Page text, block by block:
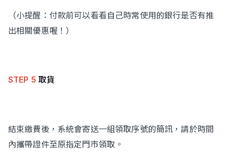
（小提醒：付款前可以看看自己時常使用的銀行是否有推
出相關優惠喔！）
STEP 5 取貨
結束繳費後，系統會寄送一組領取序號的簡訊，請於時間
內攜帶證件至原指定門市領取。